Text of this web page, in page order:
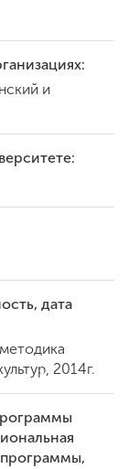
и
дата
2014г.
программы,